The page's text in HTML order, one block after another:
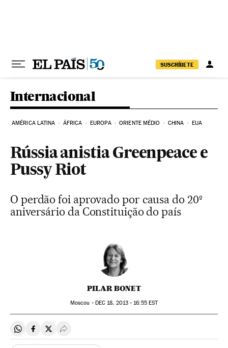
SUSCRÍBETE
Internacional
AMÉRICA LATINA ÁFRICA EUROPA ORIENTE MÉDIO CHINA EUA
Rússia anistia Greenpeace e
Pussy Riot
O perdão foi aprovado por causa do 20º
aniversário da Constituição do país
PILAR BONET
Moscou - DEC 18, 2013 - 16:55EST
Compartir en Whatsapp
Compartir en Facebook
Compartir en Twitter
Desplegar Redes Sociales